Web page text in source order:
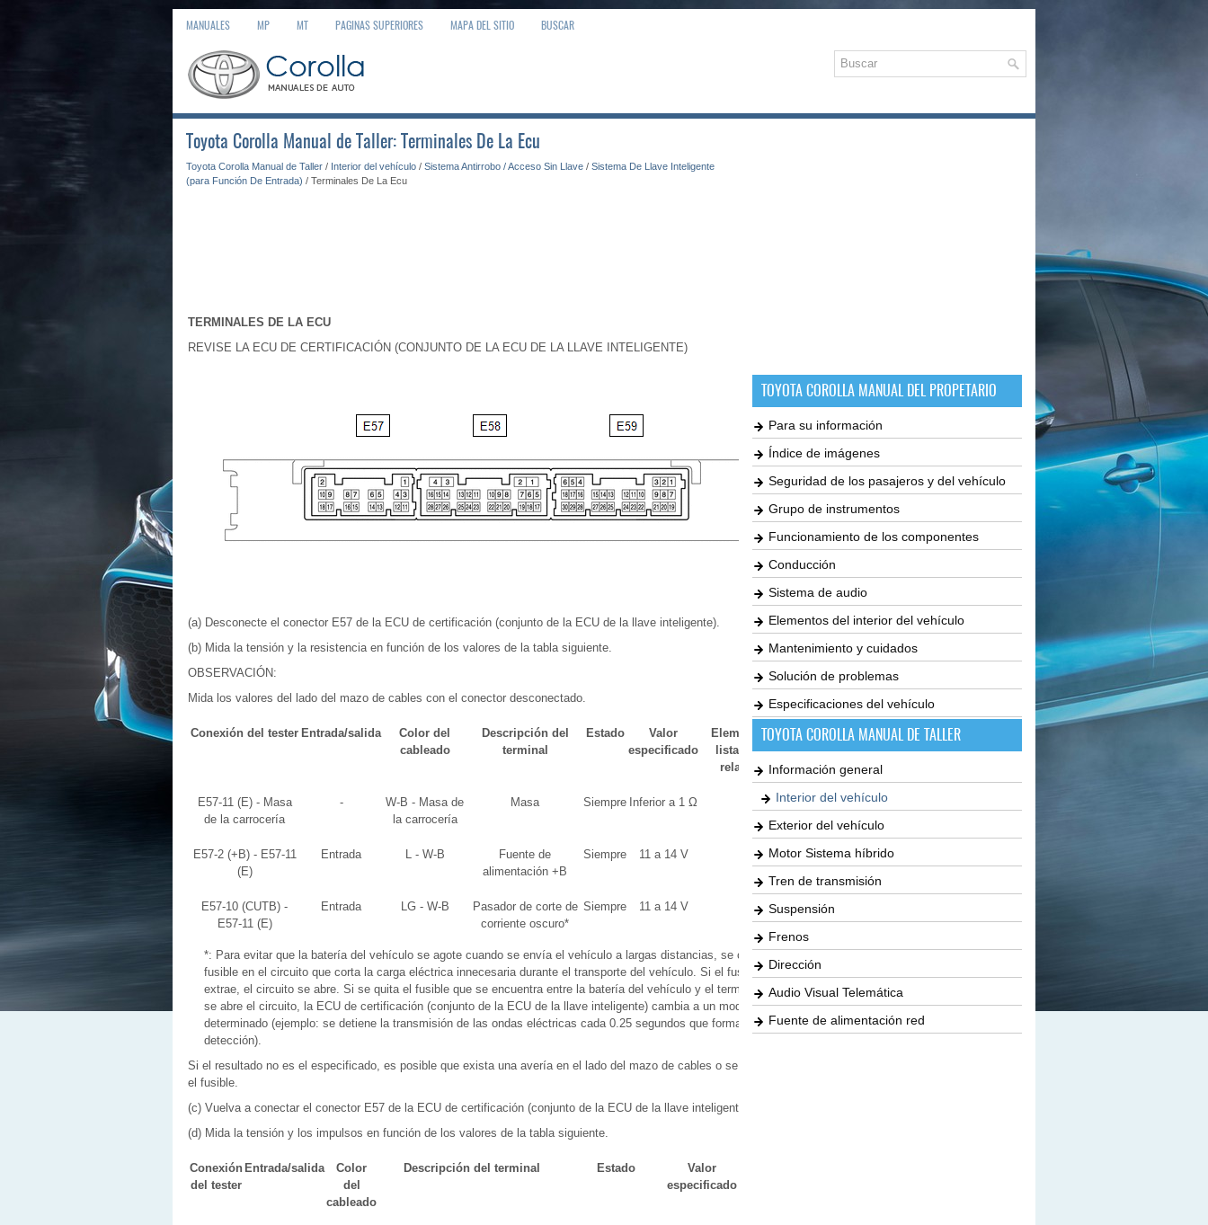
MANUALES MP MT PAGINAS SUPERIORES MAPA DEL SITIO BUSCAR
Toyota Corolla Manual de Taller: Terminales De La Ecu
Toyota Corolla Manual de Taller / Interior del vehículo / Sistema Antirrobo / Acceso Sin Llave / Sistema De Llave Inteligente
(para Función De Entrada) / Terminales De La Ecu
TERMINALES DE LA ECU
REVISE LA ECU DE CERTIFICACIÓN (CONJUNTO DE LA ECU DE LA LLAVE INTELIGENTE)
(a) Desconecte el conector E57 de la ECU de certificación (conjunto de la ECU de la llave inteligente).
(b) Mida la tensión y la resistencia en función de los valores de la tabla siguiente.
OBSERVACIÓN:
Mida los valores del lado del mazo de cables con el conector desconectado.
Conexión del tester Entrada/salida
Color del
cableado
Descripción del
terminal
Estado
Valor
especificado
Elemento de la
lista de datos
relacionado
E57-11 (E) - Masa
de la carrocería
-
W-B - Masa de
la carrocería
Masa Siempre Inferior a 1 Ω
E57-2 (+B) - E57-11
(E)
Entrada L - W-B
Fuente de
alimentación +B
Siempre 11 a 14 V
E57-10 (CUTB) -
E57-11 (E)
Entrada LG - W-B
Pasador de corte de
corriente oscuro*
Siempre 11 a 14 V
*: Para evitar que la batería del vehículo se agote cuando se envía el vehículo a largas distancias, se coloca un
fusible en el circuito que corta la carga eléctrica innecesaria durante el transporte del vehículo. Si el fusible se
extrae, el circuito se abre. Si se quita el fusible que se encuentra entre la batería del vehículo y el terminal CUTB y
se abre el circuito, la ECU de certificación (conjunto de la ECU de la llave inteligente) cambia a un modo de control
determinado (ejemplo: se detiene la transmisión de las ondas eléctricas cada 0.25 segundos que forman el área de
detección).
Si el resultado no es el especificado, es posible que exista una avería en el lado del mazo de cables o se ha extraído
el fusible.
(c) Vuelva a conectar el conector E57 de la ECU de certificación (conjunto de la ECU de la llave inteligente).
(d) Mida la tensión y los impulsos en función de los valores de la tabla siguiente.
Conexión
del tester
Entrada/salida
Color
del
cableado
Descripción del terminal Estado
Valor
especificado
TOYOTA COROLLA MANUAL DEL PROPETARIO
Para su información
Índice de imágenes
Seguridad de los pasajeros y del vehículo
Grupo de instrumentos
Funcionamiento de los componentes
Conducción
Sistema de audio
Elementos del interior del vehículo
Mantenimiento y cuidados
Solución de problemas
Especificaciones del vehículo
TOYOTA COROLLA MANUAL DE TALLER
Información general
Interior del vehículo
Exterior del vehículo
Motor Sistema híbrido
Tren de transmisión
Suspensión
Frenos
Dirección
Audio Visual Telemática
Fuente de alimentación red